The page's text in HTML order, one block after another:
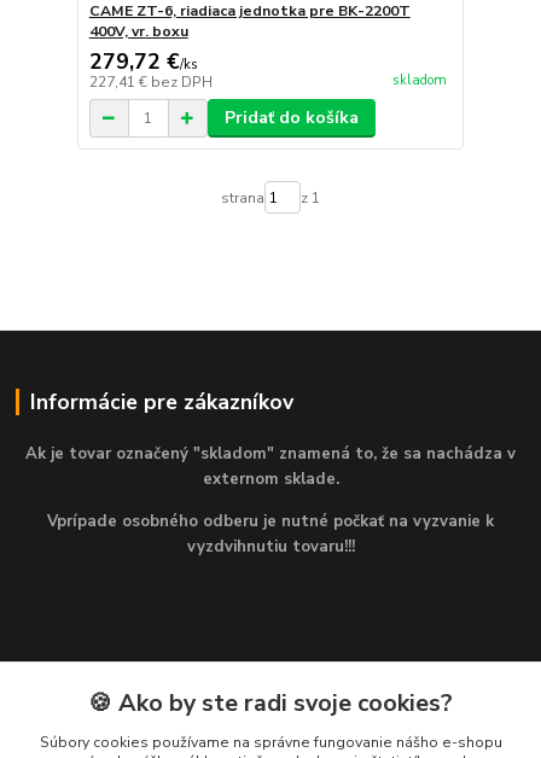
CAME ZT-6, riadiaca jednotka pre BK-2200T
400V, vr. boxu
279,72 €/ks
227,41 € bez DPH skladom
Pridať do košíka
strana z 1
Informácie pre zákazníkov
Ak je tovar označený "skladom" znamená to, že sa nachádza v
externom sklade.
Vprípade osobného odberu je nutné počkať na vyzvanie k
vyzdvihnutiu tovaru!!!
Kontakty🍪 Ako by ste radi svoje cookies?
Súbory cookies používame na správne fungovanie nášho e-shopu